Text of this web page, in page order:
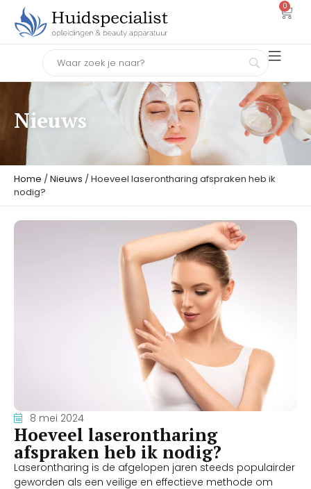
0
Nieuws
Home /Nieuws / Hoeveel laserontharing afspraken heb ik
nodig?
Hoeveel laserontharing
afspraken heb ik nodig?
Laserontharing is de afgelopen jaren steeds populairder
geworden als een veilige en effectieve methode om
8 mei 2024